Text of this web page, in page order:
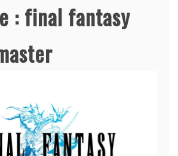
:final fantasy